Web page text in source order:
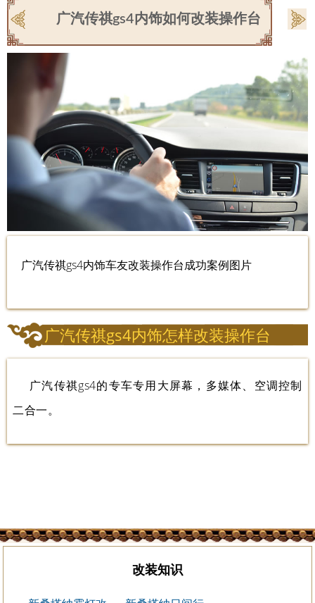
广汽传祺gs4内饰如何改装操作台
广汽传祺gs4内饰车友改装操作台成功案例图片
广汽传祺gs4内饰怎样改装操作台
广汽传祺gs4的专车专用大屏幕，多媒体、空调控制
二合一。
改装知识